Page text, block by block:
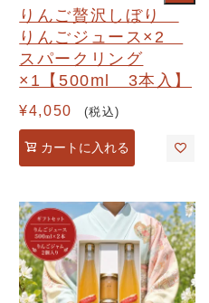
りんご贅沢しぼり
りんごジュース×2
スパークリング
×1【500ml 3本入】
¥4,050 税込
カートに入れる